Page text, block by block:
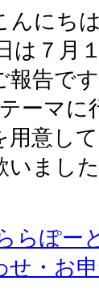
んにち
は７月
報告で
ーマに
用意し
いまし
らぽー
せ・お